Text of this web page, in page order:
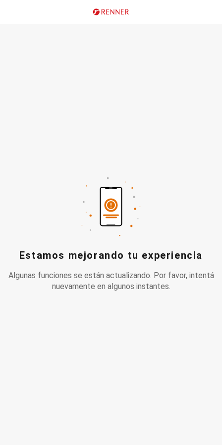
Estamos mejorando tu experiencia
Algunas funciones se están actualizando. Por favor, intentá
nuevamente en algunos instantes.